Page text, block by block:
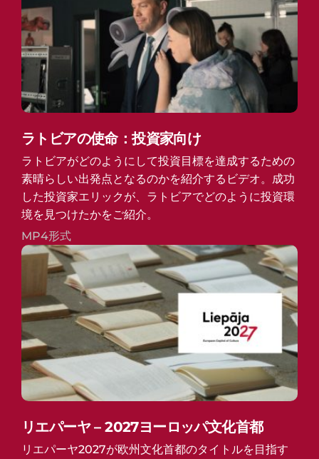
ラトビアの使命：投資家向け
ラトビアがどのようにして投資目標を達成するための
素晴らしい出発点となるのかを紹介するビデオ。成功
した投資家エリックが、ラトビアでどのように投資環
境を見つけたかをご紹介。
MP4形式
リエパーヤ – 2027ヨーロッパ文化首都
リエパーヤ2027が欧州文化首都のタイトルを目指す